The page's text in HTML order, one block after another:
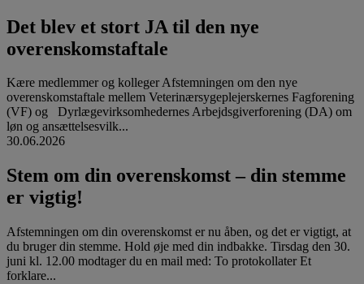
Det blev et stort JA til den nye
overenskomstaftale
Kære medlemmer og kolleger Afstemningen om den nye
overenskomstaftale mellem Veterinærsygeplejerskernes Fagforening
(VF) og Dyrlægevirksomhedernes Arbejdsgiverforening (DA) om
løn og ansættelsesvilk...
30.06.2026
Stem om din overenskomst – din stemme
er vigtig!
Afstemningen om din overenskomst er nu åben, og det er vigtigt, at
du bruger din stemme. Hold øje med din indbakke. Tirsdag den 30.
juni kl. 12.00 modtager du en mail med: To protokollater Et
forklare...